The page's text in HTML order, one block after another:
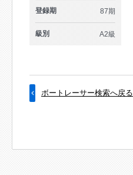
登録期 87期
級別 A2級
ボートレーサー検索へ戻る